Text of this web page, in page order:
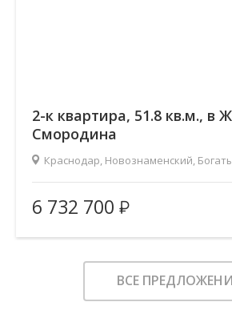
2-к квартира, 51.8 кв.м., в
Смородина
Краснодар, Новознаменский,
Площадь (общ/жил/кух), м2:
Количество комнат:
Этаж:
В ИЗБРАННОЕ
6 732 700
ВСЕ